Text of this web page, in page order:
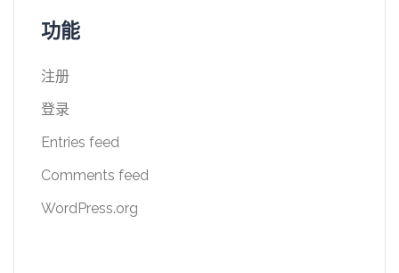
功能
注册
登录
Entries feed
Comments feed
WordPress.org